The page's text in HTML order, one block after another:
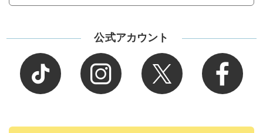
公式アカウント